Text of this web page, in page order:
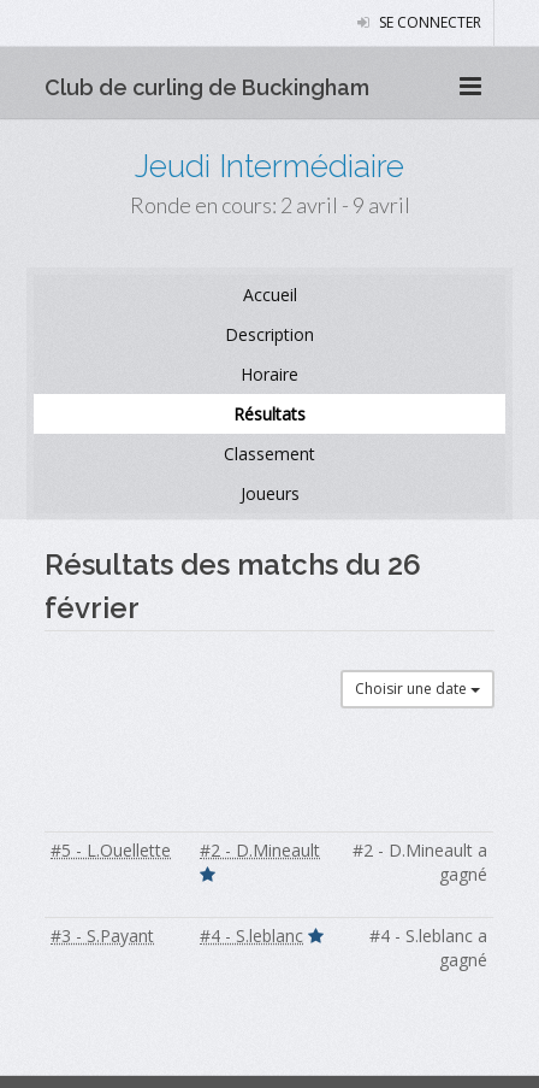
SE CONNECTER
Club de curling de Buckingham
Jeudi Intermédiaire
Ronde en cours: 2 avril - 9 avril
Accueil
Description
Horaire
Résultats
Classement
Joueurs
Résultats des matchs du 26
février
Choisir une date
#5 - L.Ouellette #2 - D.Mineault
#2 - D.Mineault a
gagné
#3 - S.Payant #4 - S.leblanc
#4 - S.leblanc a
gagné